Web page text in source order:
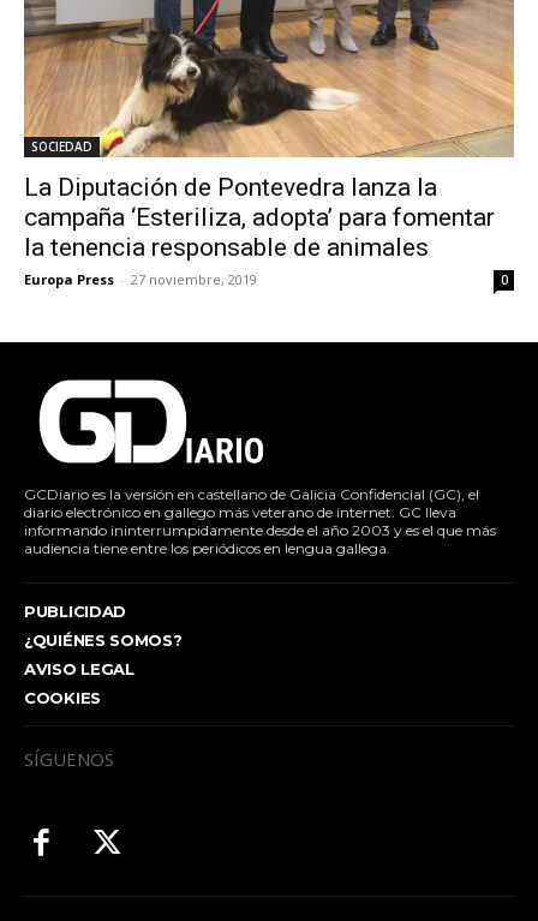
SOCIEDAD
La Diputación de Pontevedra lanza la
campaña ‘Esteriliza, adopta’ para fomentar
la tenencia responsable de animales
Europa Press - 27 noviembre, 2019 0
GCDiario es la versión en castellano de Galicia Confidencial (GC), el
diario electrónico en gallego más veterano de internet. GC lleva
informando ininterrumpidamente desde el año 2003 y es el que más
audiencia tiene entre los periódicos en lengua gallega.
PUBLICIDAD
¿QUIÉNES SOMOS?
AVISO LEGAL
COOKIES
SÍGUENOS